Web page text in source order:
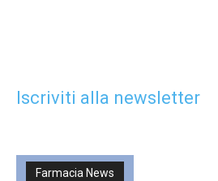
Iscriviti alla newsletter
Farmacia News